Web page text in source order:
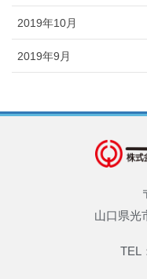
2019年10月
2019年9月
山口県光
TEL